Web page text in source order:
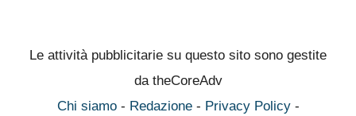
Le attività pubblicitarie su questo sito sono gestite
da theCoreAdv
Chi siamo- Redazione- Privacy Policy-